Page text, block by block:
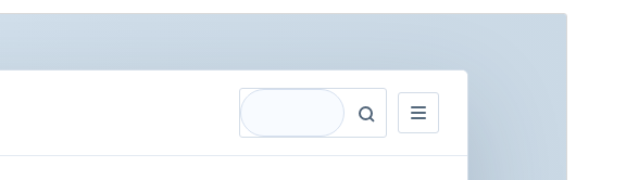
Versi
Terakhir diperbarui
April 19, 2026
Kurang dari 10
Versi WordPress